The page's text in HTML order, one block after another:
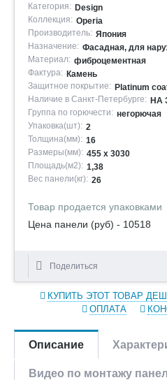
Категория: Design
Коллекция: Operia
Производитель: Япония
Назначение: Фасадная, для
Материал: фиброцементная
Фактура: Камень
Защитное покрытие: Platinum
Наличие в Санкт-Петербурге: НА
Группа по горючести: негорючая
Упаковка(шт): 2
Толщина(мм): 16
Размеры(мм): 455 х 3030
Площадь(м2): 1,38
Вес панели(кг): 26
Товар продается упаковками
Цена панели (руб) - 10518
Поделиться
КУПИТЬ ЭТОТ ТОВАР
ОПЛАТА
Описание
Видео по монтажу